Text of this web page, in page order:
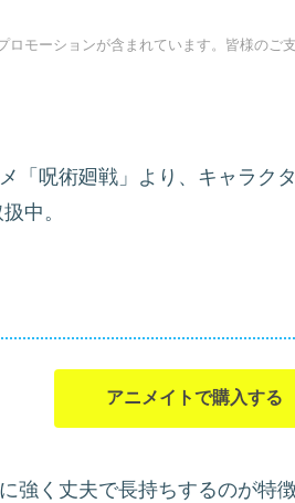
モーションが含まれています。皆様のご
「呪術廻戦」より、キャラク
中。
アニメイトで購入する
強く丈夫で長持ちするのが特